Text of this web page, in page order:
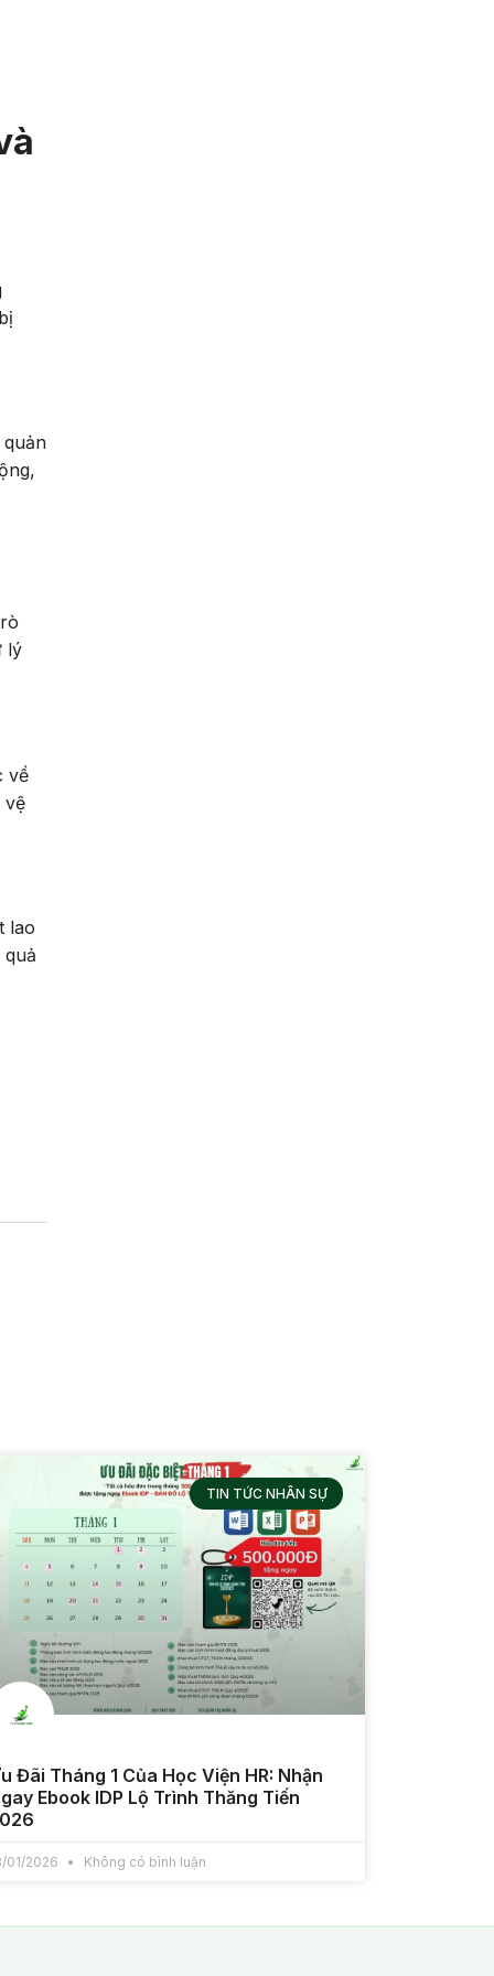
lý
về
vệ
lao
TIN TỨC NHÂN SỰ
Đãi Tháng 1 Của Học Viện HR: Nhận
Ebook IDP Lộ Trình Thăng Tiến
01/2026 Không có bình luận